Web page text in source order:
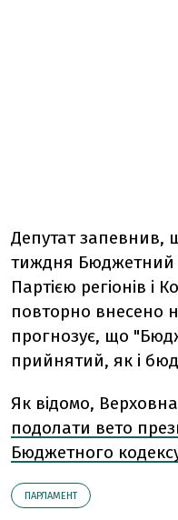
Депутат запевнив,
тиждня Бюджетний
Партією регіонів і
повторно внесено
прогнозує, що
прийнятий, як і
Як відомо,
подолати вето
Бюджетного
ПАРЛАМЕНТ